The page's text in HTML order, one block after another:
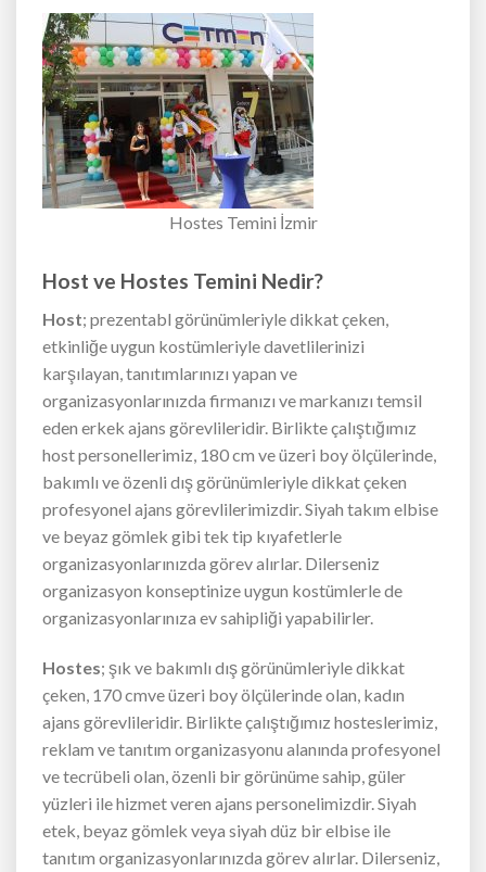
Hostes Temini İzmir
Host ve Hostes Temini Nedir?
Host; prezentabl görünümleriyle dikkat çeken,
etkinliğe uygun kostümleriyle davetlilerinizi
karşılayan, tanıtımlarınızı yapan ve
organizasyonlarınızda firmanızı ve markanızı temsil
eden erkek ajans görevlileridir. Birlikte çalıştığımız
host personellerimiz, 180 cm ve üzeri boy ölçülerinde,
bakımlı ve özenli dış görünümleriyle dikkat çeken
profesyonel ajans görevlilerimizdir. Siyah takım elbise
ve beyaz gömlek gibi tek tip kıyafetlerle
organizasyonlarınızda görev alırlar. Dilerseniz
organizasyon konseptinize uygun kostümlerle de
organizasyonlarınıza ev sahipliği yapabilirler.
Hostes; şık ve bakımlı dış görünümleriyle dikkat
çeken, 170 cmve üzeri boy ölçülerinde olan, kadın
ajans görevlileridir. Birlikte çalıştığımız hosteslerimiz,
reklam ve tanıtım organizasyonu alanında profesyonel
ve tecrübeli olan, özenli bir görünüme sahip, güler
yüzleri ile hizmet veren ajans personelimizdir. Siyah
etek, beyaz gömlek veya siyah düz bir elbise ile
tanıtım organizasyonlarınızda görev alırlar. Dilerseniz,